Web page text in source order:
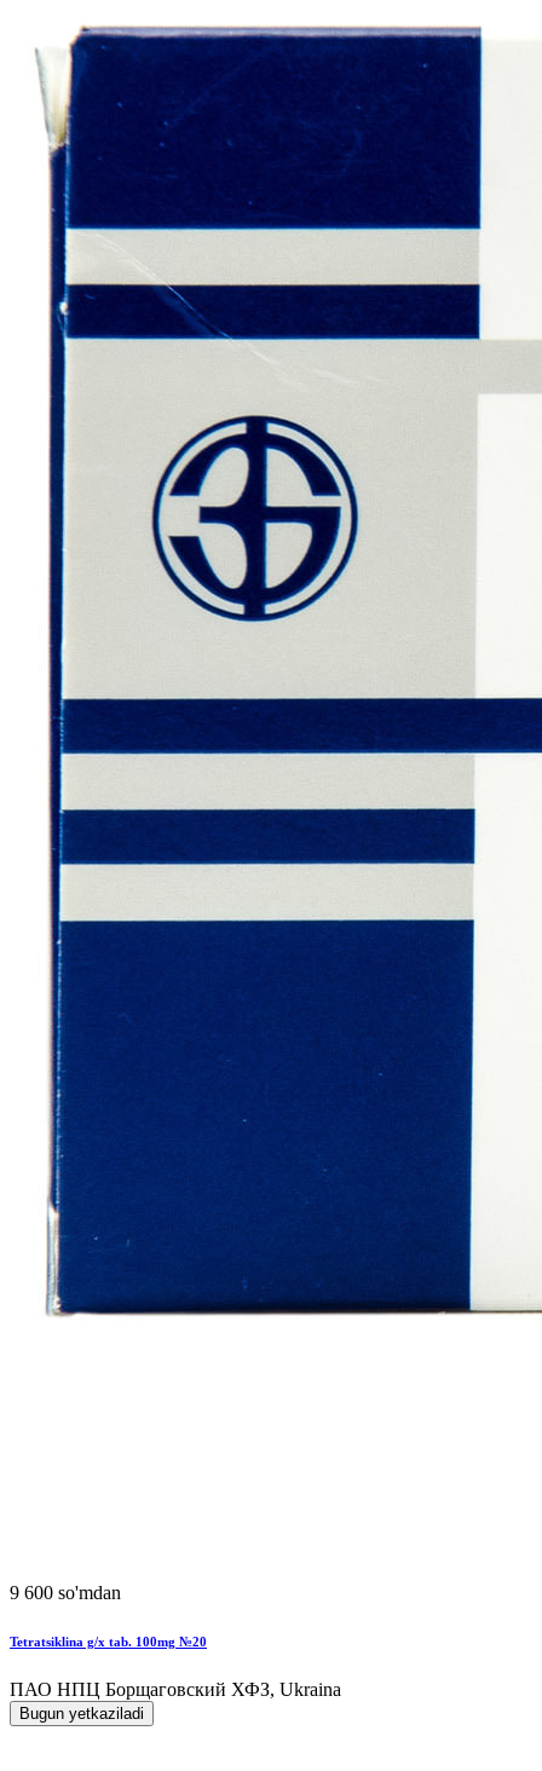
9 600 so'mdan
Tetratsiklina g/x tab. 100mg №20
ПАО НПЦ Борщаговский ХФЗ, Ukraina
Bugun yetkaziladi